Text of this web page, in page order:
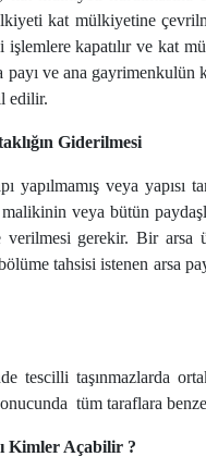
kat mülkiyetine
işlemlere kapatılır ve kat
payı ve ana
edilir.
Giderilmesi
yapılmamış veya yapısı
veya bütün
verilmesi gerekir. Bir
tahsisi istenen arsa
taşınmazlarda
tüm taraflara
Kimler Açabilir ?